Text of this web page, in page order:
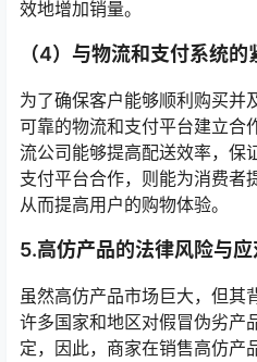
效地增加销量。
（4）与物流和支付系统的
为了确保客户能够顺利购买并
可靠的物流和支付平台建立合
流公司能够提高配送效率，保
支付平台合作，则能为消费者
从而提高用户的购物体验。
5.高仿产品的法律风险与
虽然高仿产品市场巨大，但其
许多国家和地区对假冒伪劣产
定，因此，商家在销售高仿产